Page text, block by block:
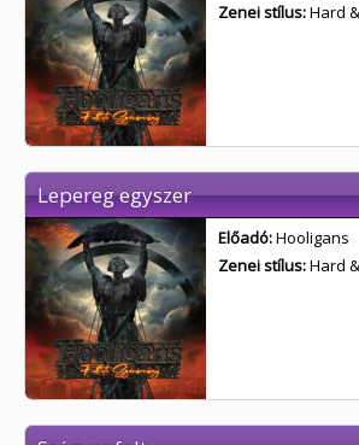
Zenei stílus:Hard
Lepereg egyszer
Előadó:Hooligans
Zenei stílus:Hard